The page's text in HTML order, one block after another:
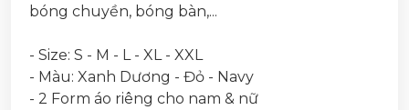
bóng chuyền, bóng bàn,...
- Size: S - M - L - XL - XXL
- Màu: Xanh Dương - Đỏ - Navy
- 2 Form áo riêng cho nam & nữ